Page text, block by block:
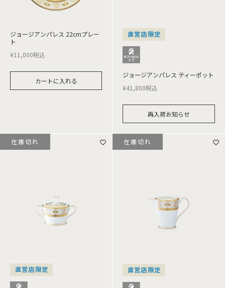
ジョージアンパレス 22cmプレー
ト
¥11,000税込
カートに入れる
直営店限定
ジョージアンパレス ティーポット
¥41,800税込
再入荷お知らせ
直営店限定
在庫切れ
直営店限定
在庫切れ